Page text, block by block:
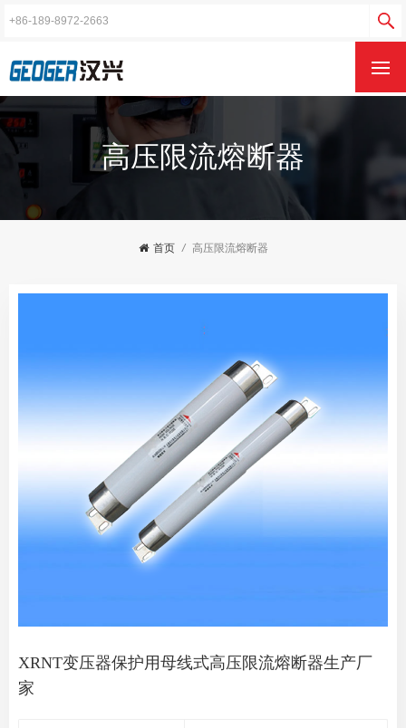
高压限流熔断器
首页 / 高压限流熔断器
XRNT变压器保护用母线式高压限流熔断器生产厂
家